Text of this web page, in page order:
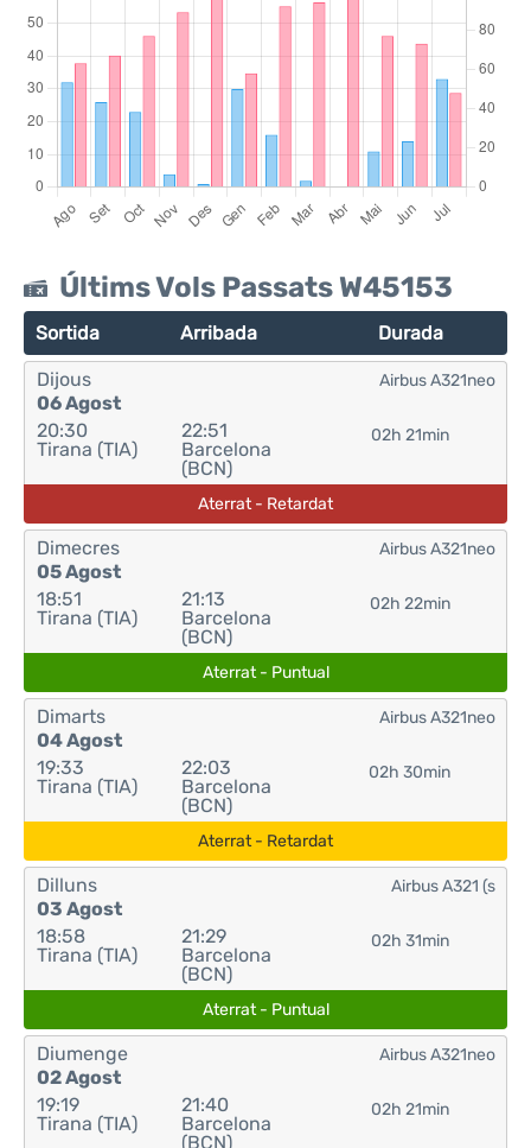
Últims Vols Passats W45153
Sortida Arribada Durada
Dijous
06 Agost
20:30
Tirana (TIA)
22:51
Barcelona
(BCN)
02h 21min
Airbus A321neo
Aterrat - Retardat
Dimecres
05 Agost
18:51
Tirana (TIA)
21:13
Barcelona
(BCN)
02h 22min
Airbus A321neo
Aterrat - Puntual
Dimarts
04 Agost
19:33
Tirana (TIA)
22:03
Barcelona
(BCN)
02h 30min
Airbus A321neo
Aterrat - Retardat
Dilluns
03 Agost
18:58
Tirana (TIA)
21:29
Barcelona
(BCN)
02h 31min
Airbus A321 (s
Aterrat - Puntual
Diumenge
02 Agost
19:19
Tirana (TIA)
21:40
Barcelona
(BCN)
02h 21min
Airbus A321neo